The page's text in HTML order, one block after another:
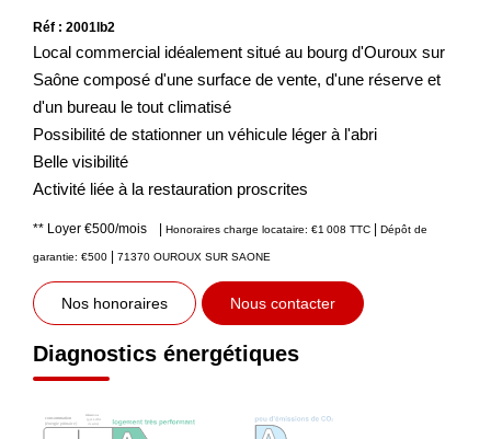
Mon Compte Transaction
Réf : 2001lb2
Local commercial idéalement situé au bourg d'Ouroux sur
Saône composé d'une surface de vente, d'une réserve et
d'un bureau le tout climatisé
Possibilité de stationner un véhicule léger à l'abri
Belle visibilité
Activité liée à la restauration proscrites
** Loyer €500/mois | Honoraires charge locataire: €1 008 TTC | Dépôt de
garantie: €500 | 71370 OUROUX SUR SAONE
Nos honoraires Nous contacter
Diagnostics énergétiques